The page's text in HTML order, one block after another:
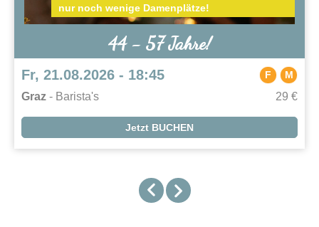
nur noch wenige Damenplätze!
44 - 57 Jahre!
Fr, 21.08.2026 - 18:45 F M
Graz - Barista's 29 €
Jetzt BUCHEN